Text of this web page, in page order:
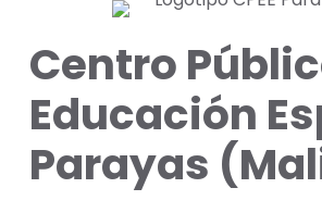
Centro
Educación
Parayas